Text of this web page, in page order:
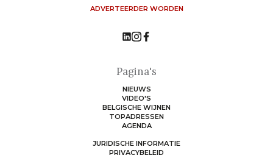
ADVERTEERDER WORDEN
Pagina's
NIEUWS
VIDEO'S
BELGISCHE WIJNEN
TOPADRESSEN
AGENDA
JURIDISCHE INFORMATIE
PRIVACYBELEID